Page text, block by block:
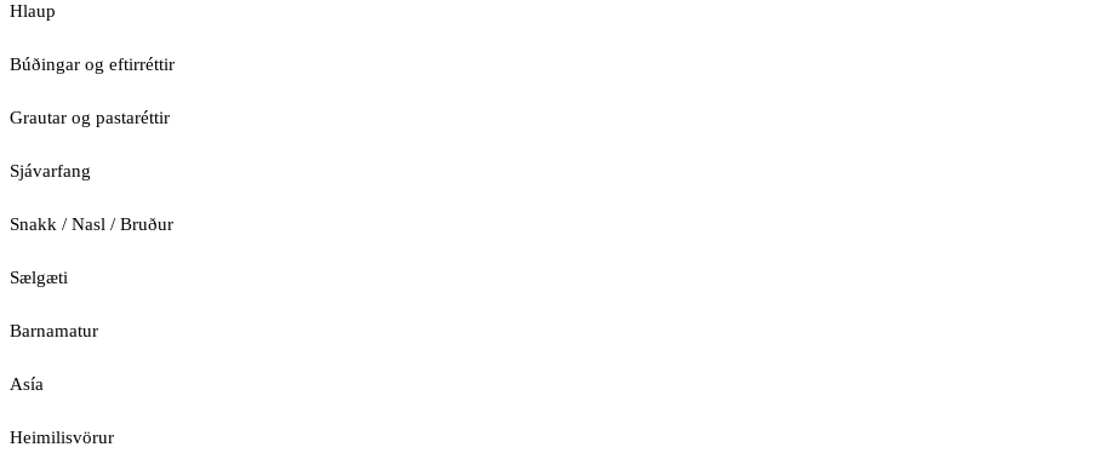
Hlaup
Búðingar og eftirréttir
Grautar og pastaréttir
Sjávarfang
Snakk / Nasl / Bruður
Sælgæti
Barnamatur
Asía
Heimilisvörur